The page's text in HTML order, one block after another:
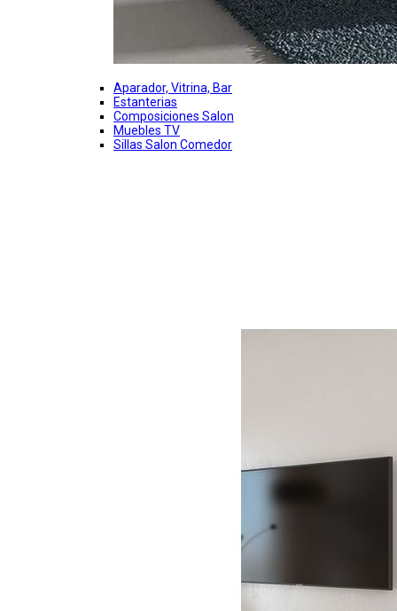
Aparador, Vitrina, Bar
Estanterias
Composiciones Salon
Muebles TV
Sillas Salon Comedor